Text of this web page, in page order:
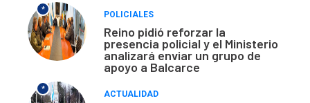
*
POLICIALES
Reino pidió reforzar la
presencia policial y el Ministerio
analizará enviar un grupo de
apoyo a Balcarce
*
ACTUALIDAD